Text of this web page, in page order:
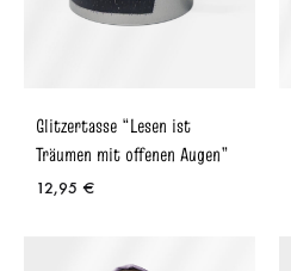
Glitzertasse “Lesen ist
Träumen mit offenen Augen”
12,95 €